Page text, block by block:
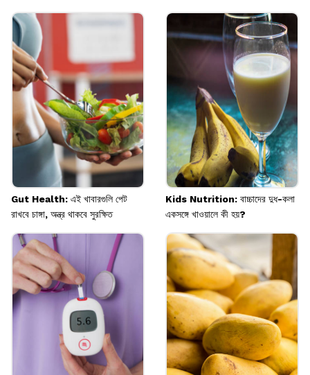
অ্যারিকা পাম গাছ রাখলে ঘরের ভেতরের আর্দ্রতা বজায়
থাকে। এর পাশাপাশি এই গাছটি বাতাস পরিশুদ্ধ করতেও
দারুণভাবে সাহায্য করে।
Image credits: Getty
Gut Health: এই খাবারগুলি পেট
রাখবে চাঙ্গা, অন্ত্র থাকবে সুরক্ষিত
Kids Nutrition: বাচ্চাদের দুধ-কলা
একসঙ্গে খাওয়ালে কী হয়?